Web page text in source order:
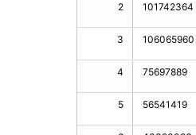
2
3
4
5
101742364
106065960
75697889
56541419